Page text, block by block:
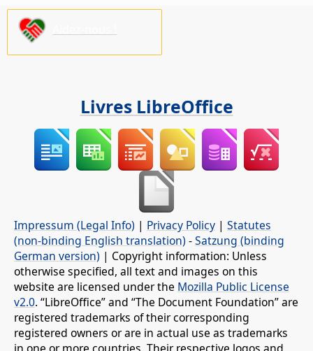
Livres LibreOffice
Impressum (Legal Info) | Privacy Policy | Statutes
(non-binding English translation) -Satzung (binding
German version) | Copyright information: Unless
otherwise specified, all text and images on this
website are licensed under the Mozilla Public License
v2.0. “LibreOffice” and “The Document Foundation” are
registered trademarks of their corresponding
registered owners or are in actual use as trademarks